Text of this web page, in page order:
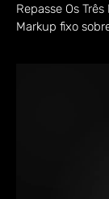
Repasse Os
Markup fixo